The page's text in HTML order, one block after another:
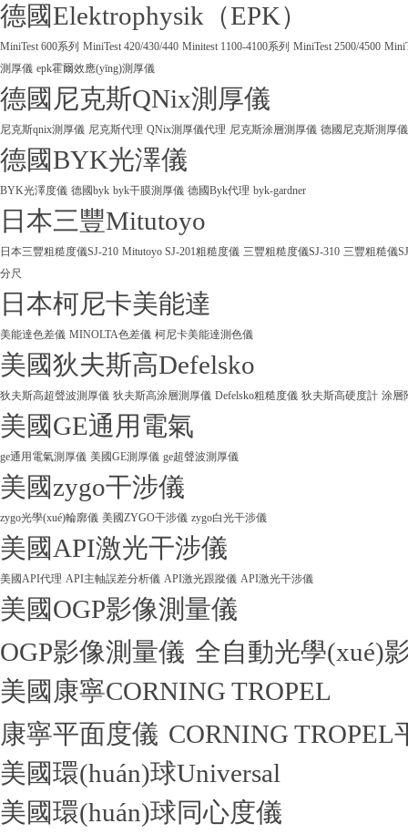
德國Elektrophysik（EPK）
MiniTest 600系列 MiniTest 420/430/440 Minitest 1100-4100系列 MiniTest 2500/4500
測厚儀 epk霍爾效應(yīng)測厚儀
德國尼克斯QNix測厚儀
尼克斯qnix測厚儀 尼克斯代理 QNix測厚儀代理 尼克斯涂層測厚儀 德國尼克斯測厚儀
德國BYK光澤儀
BYK光澤度儀 德國byk byk干膜測厚儀 德國Byk代理 byk-gardner
日本三豐Mitutoyo
日本三豐粗糙度儀SJ-210 Mitutoyo SJ-201粗糙度儀 三豐粗糙度儀SJ-310 三豐粗糙儀
分尺
日本柯尼卡美能達
美能達色差儀 MINOLTA色差儀 柯尼卡美能達測色儀
美國狄夫斯高Defelsko
狄夫斯高超聲波測厚儀 狄夫斯高涂層測厚儀 Defelsko粗糙度儀 狄夫斯高硬度計 涂層
美國GE通用電氣
ge通用電氣測厚儀 美國GE測厚儀 ge超聲波測厚儀
美國zygo干涉儀
zygo光學(xué)輪廓儀 美國ZYGO干涉儀 zygo白光干涉儀
美國API激光干涉儀
美國API代理 API主軸誤差分析儀 API激光跟蹤儀 API激光干涉儀
美國OGP影像測量儀
OGP影像測量儀 全自動光學(xué)
美國康寧CORNING TROPEL
康寧平面度儀 CORNING TROPEL
美國環(huán)球Universal
美國環(huán)球同心度儀